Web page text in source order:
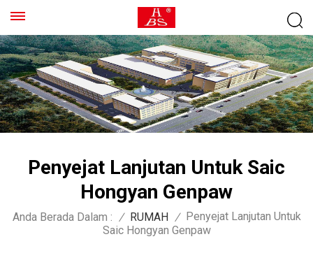
Penyejat Lanjutan Untuk Saic
Hongyan Genpaw
Anda Berada Dalam : / RUMAH /
Penyejat Lanjutan Untuk
Saic Hongyan Genpaw